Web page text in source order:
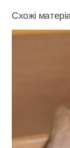
Схожі